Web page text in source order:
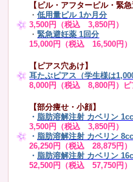
【ピル・アフターピル・緊急
・低用量ピル 1か月分
3,500円（税込 3,850円）
・緊急避妊薬 1回分
15,000円（税込 16,500円）
【ピアス穴あけ】
耳たぶピアス（学生様は
8,000円（税込 8,800円）ピ
【部分痩せ・小顔】
・ 脂肪溶解注射 カベリン 1cc
3,500円（税込 3,850円）
・ 脂肪溶解注射 カベリン 8cc
26,250円（税込 28,875円）
・ 脂肪溶解注射 カベリン
52,500円（税込 57,750円）